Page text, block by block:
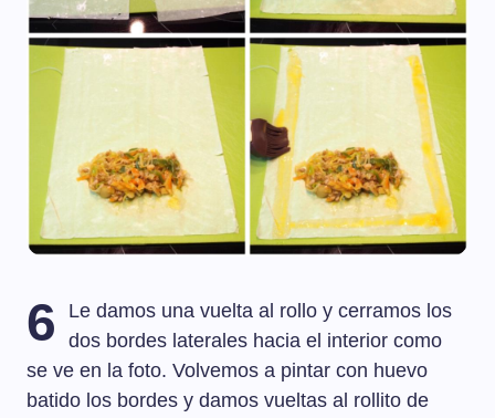
6
Le damos una vuelta al rollo y cerramos los
dos bordes laterales hacia el interior como
se ve en la foto. Volvemos a pintar con huevo
batido los bordes y damos vueltas al rollito de